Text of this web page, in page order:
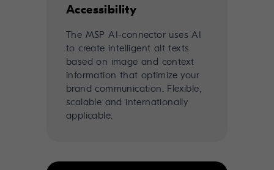
Accessibility
The MSP AI-connector uses AI
to create intelligent alt texts
based on image and context
information that optimize your
brand communication. Flexible,
scalable and internationally
applicable.